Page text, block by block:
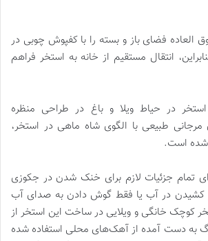
العاده فضای باز و بسته را با کفپوش چوبی در
انتقال مستقیم از خانه به استخر فراهم
در حیاط ویلا و باغ در طراحی منظره
طبیعی با الگوی شاه ماهی در استخر،
شده است.
تمام جزئیات لازم برای خنک شدن در جکوزی
کشیدن در آب یا فقط گوش دادن به صدای آب
کوچک خانگی و ویلایی در ساخت این استخر از
به دست آمده از آهک‌های محلی استفاده شده